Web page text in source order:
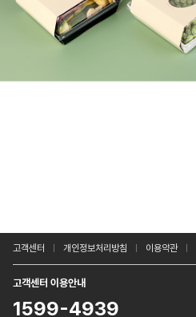
고객센터 개인정보처리방침 이용약관
고객센터 이용안내
1599-4939